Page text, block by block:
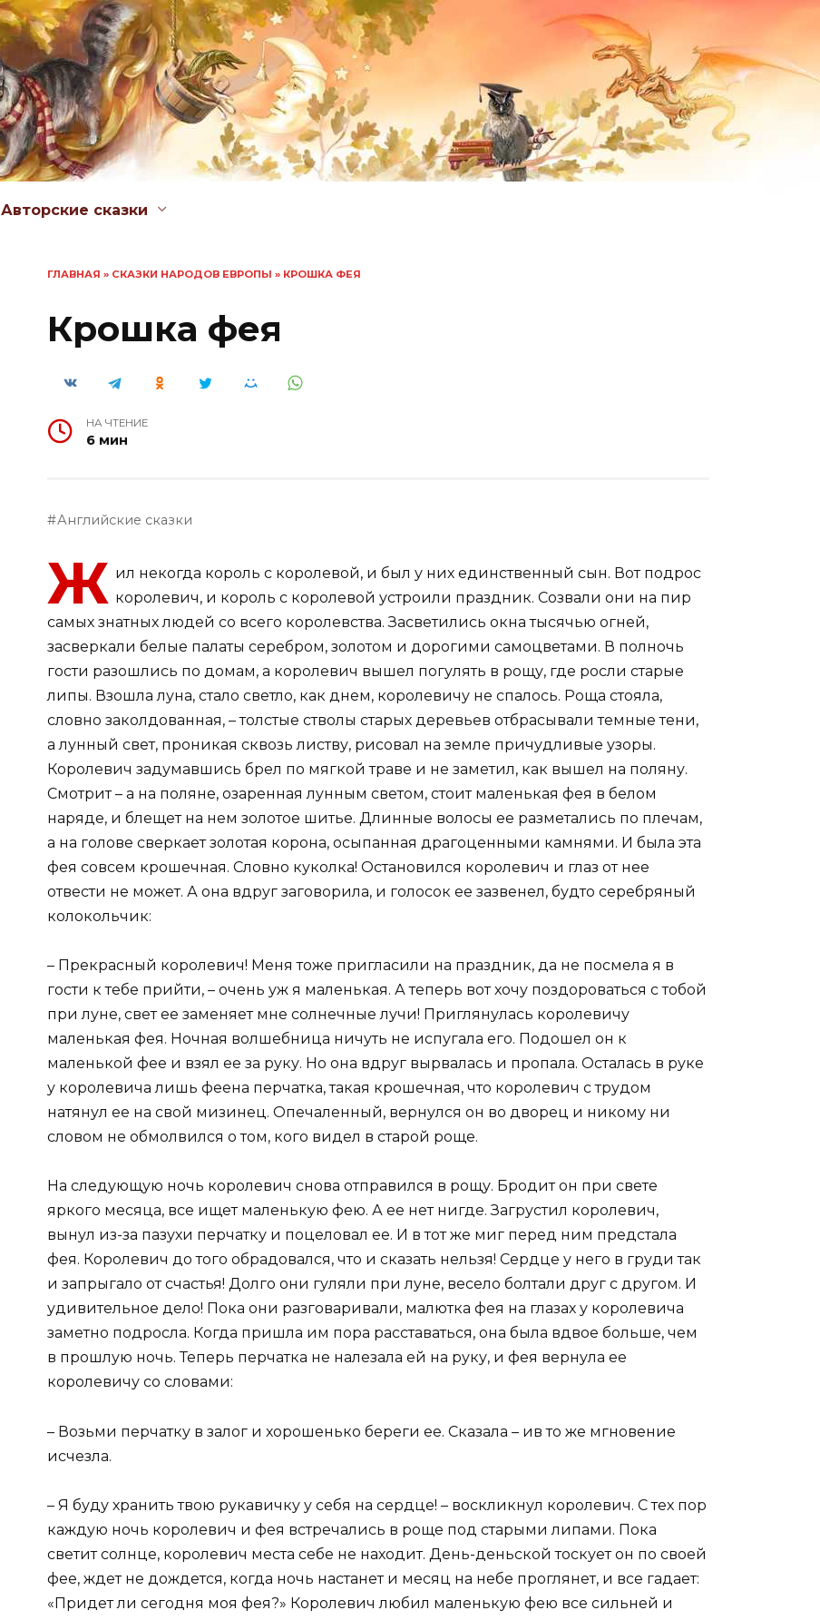
Авторские сказки
ГЛАВНАЯ » СКАЗКИ НАРОДОВ ЕВРОПЫ » КРОШКА ФЕЯ
Крошка фея
НА ЧТЕНИЕ
6 мин
Английские сказки
Ж ил некогда король с королевой, и был у них единственный сын. Вот подрос
королевич, и король с королевой устроили праздник. Созвали они на пир
самых знатных людей со всего королевства. Засветились окна тысячью огней,
засверкали белые палаты серебром, золотом и дорогими самоцветами. В полночь
гости разошлись по домам, а королевич вышел погулять в рощу, где росли старые
липы. Взошла луна, стало светло, как днем, королевичу не спалось. Роща стояла,
словно заколдованная, – толстые стволы старых деревьев отбрасывали темные тени,
а лунный свет, проникая сквозь листву, рисовал на земле причудливые узоры.
Королевич задумавшись брел по мягкой траве и не заметил, как вышел на поляну.
Смотрит – а на поляне, озаренная лунным светом, стоит маленькая фея в белом
наряде, и блещет на нем золотое шитье. Длинные волосы ее разметались по плечам,
а на голове сверкает золотая корона, осыпанная драгоценными камнями. И была эта
фея совсем крошечная. Словно куколка! Остановился королевич и глаз от нее
отвести не может. А она вдруг заговорила, и голосок ее зазвенел, будто серебряный
колокольчик:
– Прекрасный королевич! Меня тоже пригласили на праздник, да не посмела я в
гости к тебе прийти, – очень уж я маленькая. А теперь вот хочу поздороваться с тобой
при луне, свет ее заменяет мне солнечные лучи! Приглянулась королевичу
маленькая фея. Ночная волшебница ничуть не испугала его. Подошел он к
маленькой фее и взял ее за руку. Но она вдруг вырвалась и пропала. Осталась в руке
у королевича лишь феена перчатка, такая крошечная, что королевич с трудом
натянул ее на свой мизинец. Опечаленный, вернулся он во дворец и никому ни
словом не обмолвился о том, кого видел в старой роще.
На следующую ночь королевич снова отправился в рощу. Бродит он при свете
яркого месяца, все ищет маленькую фею. А ее нет нигде. Загрустил королевич,
вынул из-за пазухи перчатку и поцеловал ее. И в тот же миг перед ним предстала
фея. Королевич до того обрадовался, что и сказать нельзя! Сердце у него в груди так
и запрыгало от счастья! Долго они гуляли при луне, весело болтали друг с другом. И
удивительное дело! Пока они разговаривали, малютка фея на глазах у королевича
заметно подросла. Когда пришла им пора расставаться, она была вдвое больше, чем
в прошлую ночь. Теперь перчатка не налезала ей на руку, и фея вернула ее
королевичу со словами:
– Возьми перчатку в залог и хорошенько береги ее. Сказала – ив то же мгновение
исчезла.
– Я буду хранить твою рукавичку у себя на сердце! – воскликнул королевич. С тех пор
каждую ночь королевич и фея встречались в роще под старыми липами. Пока
светит солнце, королевич места себе не находит. День-деньской тоскует он по своей
фее, ждет не дождется, когда ночь настанет и месяц на небе проглянет, и все гадает:
«Придет ли сегодня моя фея?» Королевич любил маленькую фею все сильней и